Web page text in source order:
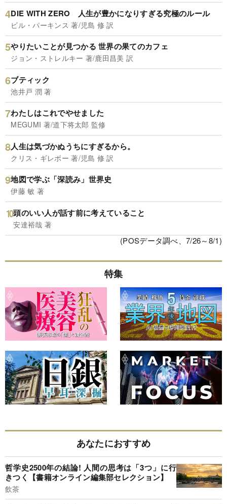
DIE WITH ZERO 人生が豊かになりすぎる究極のルール
ビル・パーキンス 著/児島 修 訳
やりたいことが見つかる 世界の果てのカフェ
ジョン・ストレルキー 著/鹿田昌美 訳
ブティック
池井戸 潤 著
わたしはこれでやせました
MEGUMI 著/道下将太郎 監修
人生は気づかぬうちにすぎるから。
クリス・ギレボー 著/児島 修 訳
地図で学ぶ「深読み」世界史
伊藤 敏 著
頭のいい人が話す前に考えていること
安達裕哉 著
(POSデータ調べ、7/26～8/1)
特集
あなたにおすすめ
哲学史2500年の結論! 人間の思考は「3つ」に行
きつく【書籍オンライン編集部セレクション】
飲茶